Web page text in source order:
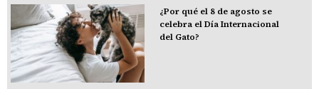
¿Por qué el 8 de agosto se
celebra el Día Internacional
del Gato?